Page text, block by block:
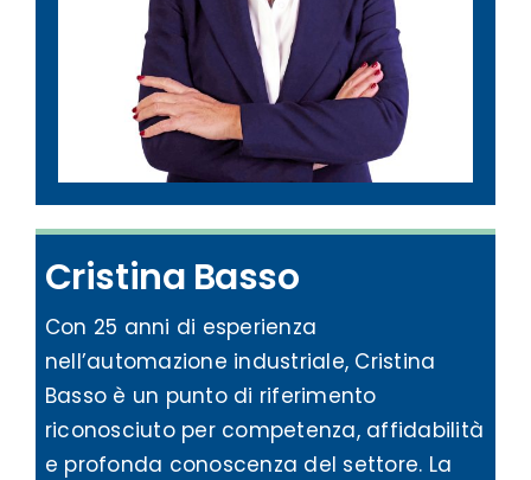
Cristina Basso
Con 25 anni di esperienza
nell’automazione industriale, Cristina
Basso è un punto di riferimento
riconosciuto per competenza, affidabilità
e profonda conoscenza del settore. La